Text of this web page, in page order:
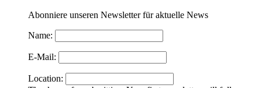
Abonniere unseren Newsletter für aktuelle News
Name:
E-Mail:
Location: